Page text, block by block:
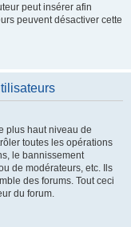
peut insérer afin
peuvent désactiver cette
plus haut niveau de
toutes les opérations
le bannissement
de modérateurs, etc. Ils
des forums. Tout ceci
du forum.